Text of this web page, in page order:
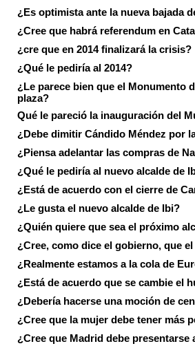
¿Es optimista ante la nueva bajada
¿Cree que habrá referendum en
¿cre que en 2014 finalizará la crisis?
¿Qué le pediría al 2014?
¿Le parece bien que el Monumento
plaza?
Qué le pareció la inauguración del
¿Debe dimitir Cándido Méndez por
¿Piensa adelantar las compras de
¿Qué le pediría al nuevo alcalde de
¿Está de acuerdo con el cierre de
¿Le gusta el nuevo alcalde de Ibi?
¿Quién quiere que sea el próximo
¿Cree, como dice el gobierno, que
¿Realmente estamos a la cola de
¿Está de acuerdo que se cambie el
¿Debería hacerse una moción de
¿Cree que la mujer debe tener más
¿Cree que Madrid debe presentarse